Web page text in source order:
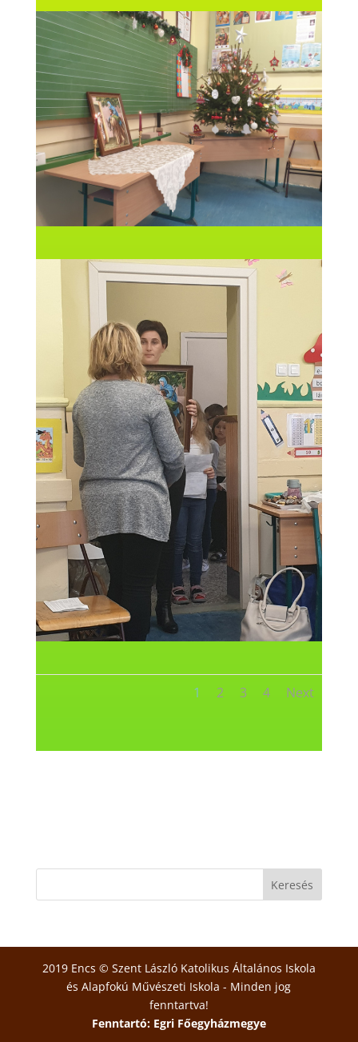
1 2 3 4 Next
2019 Encs © Szent László Katolikus Általános Iskola
és Alapfokú Művészeti Iskola - Minden jog
fenntartva!
Fenntartó: Egri Főegyházmegye